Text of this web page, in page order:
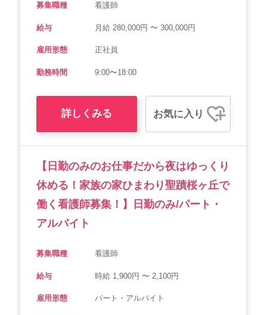
募集職種 看護師
給与 月給 280,000円 〜 300,000円
雇用形態 正社員
勤務時間 9:00〜18:00
詳しくみる お気に入り
【日勤のみのお仕事だから夜はゆっくり
休める！家族の家ひまわり聖蹟桜ヶ丘で
働く看護師募集！】日勤のみ/パート・
アルバイト
募集職種 看護師
給与 時給 1,900円 〜 2,100円
雇用形態 パート・アルバイト